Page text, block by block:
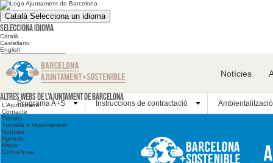
Català Selecciona un idioma
Selecciona idioma
Català
Castellano
English
Cerca en el web
Cerca en el web
Altres webs
Altres webs de l'Ajuntament de Barcelona
L'Ajuntament
Contacte
Tràmits
Treballa a l'Ajuntament
Notícies
Agenda
Mapa
Com s'hi va
Notícies
Programa A+S Instruccions de contractació